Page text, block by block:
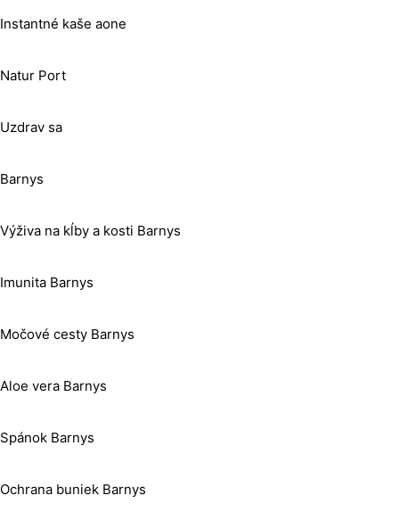
Instantné kaše aone
Natur Port
Uzdrav sa
Barnys
Výživa na kĺby a kosti Barnys
Imunita Barnys
Močové cesty Barnys
Aloe vera Barnys
Spánok Barnys
Ochrana buniek Barnys